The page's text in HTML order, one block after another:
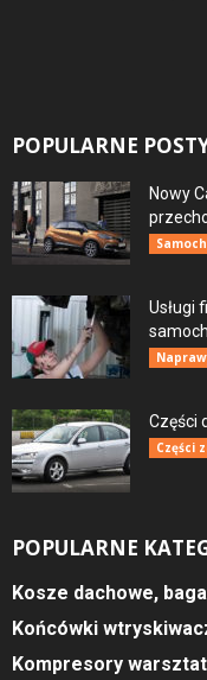
POPULARNE
Nowy
Usługi
Części
Części
POPULARNE
Kosze dachowe,
Końcówki
Kompresory